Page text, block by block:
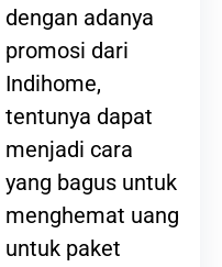
dengan adanya
promosi dari
Indihome,
tentunya dapat
menjadi cara
yang bagus untuk
menghemat uang
untuk paket